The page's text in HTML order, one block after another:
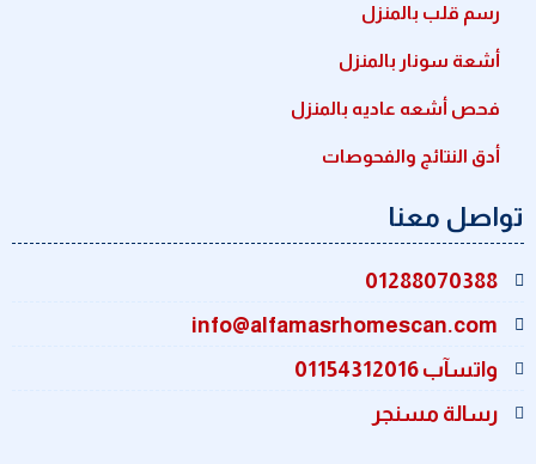
رسم قلب بالمنزل
أشعة سونار بالمنزل
فحص أشعه عاديه بالمنزل
أدق النتائج والفحوصات
تواصل معنا
01288070388
info@alfamasrhomescan.com
واتسآب 01154312016
رسالة مسنجر